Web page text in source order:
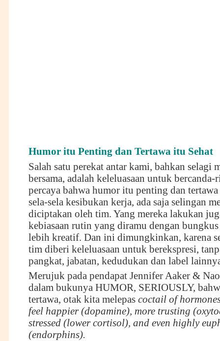
Humor itu Penting dan Tertawa itu Sehat
Salah satu perekat antar kami, bahkan selagi
bersama, adalah keleluasaan untuk bercanda-
percaya bahwa humor itu penting dan
sela-sela kesibukan kerja, ada saja selingan
diciptakan oleh tim. Yang mereka lakukan
kebiasaan rutin yang diramu dengan
lebih kreatif. Dan ini dimungkinkan, karena
tim diberi keleluasaan untuk berekspresi,
pangkat, jabatan, kedudukan dan label
Merujuk pada pendapat Jennifer Aaker &
dalam bukunya HUMOR, SERIOUSLY,
tertawa, otak kita melepas coctail of
feel happier (dopamine), more trusting
stressed (lower cortisol), and even highly
(endorphins).